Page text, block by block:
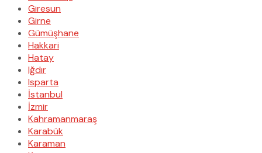
Giresun
Girne
Gümüşhane
Hakkari
Hatay
Iğdır
Isparta
İstanbul
İzmir
Kahramanmaraş
Karabük
Karaman